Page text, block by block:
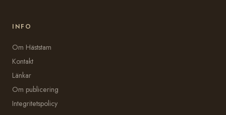
INFO
Om Häststam
Kontakt
Länkar
Om publicering
Integritetspolicy